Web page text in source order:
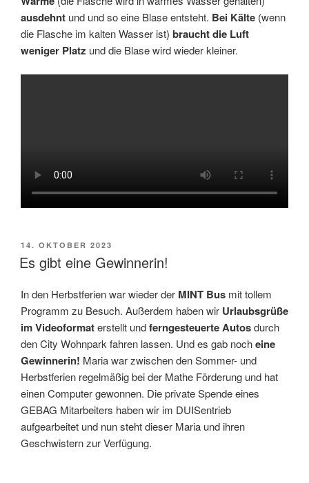
ausdehnt und und so eine Blase entsteht. Bei Kälte (wenn
die Flasche im kalten Wasser ist) braucht die Luft
weniger Platz und die Blase wird wieder kleiner.
VERÖFFENTLICHT
AM
14. OKTOBER 2023
Es gibt eine Gewinnerin!
In den Herbstferien war wieder der MINT Bus mit tollem
Programm zu Besuch. Außerdem haben wir Urlaubsgrüße
im Videoformaterstellt undferngesteuerte Autosdurch
den City Wohnpark fahren lassen. Und es gab nocheine
Gewinnerin! Maria war zwischen den Sommer- und
Herbstferien regelmäßig bei der Mathe Förderung und hat
einen Computer gewonnen. Die private Spende eines
GEBAG Mitarbeiters haben wir im DUISentrieb
aufgearbeitet und nun steht dieser Maria und ihren
Geschwistern zur Verfügung.